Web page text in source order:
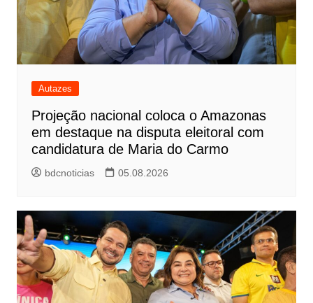
Autazes
Projeção nacional coloca o Amazonas
em destaque na disputa eleitoral com
candidatura de Maria do Carmo
bdcnoticias 05.08.2026